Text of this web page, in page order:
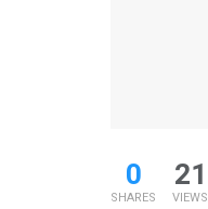
0
SHARES
21
VIEWS